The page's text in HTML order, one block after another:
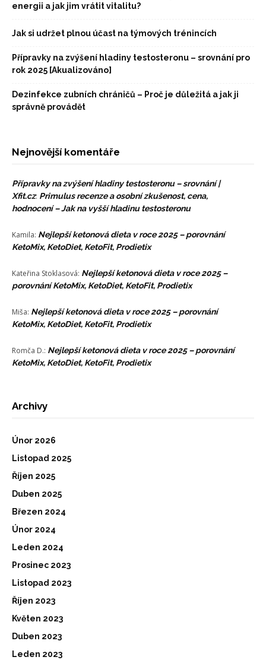
energii a jak jim vrátit vitalitu?
Jak si udržet plnou účast na týmových trénincích
Přípravky na zvýšení hladiny testosteronu – srovnání pro
rok 2025 [Akualizováno]
Dezinfekce zubních chráničů – Proč je důležitá a jak ji
správně provádět
Nejnovější komentáře
Přípravky na zvýšení hladiny testosteronu – srovnání |
Xfit.cz: Primulus recenze a osobní zkušenost, cena,
hodnocení – Jak na vyšší hladinu testosteronu
Kamila: Nejlepší ketonová dieta v roce 2025 – porovnání
KetoMix, KetoDiet, KetoFit, Prodietix
Kateřina Stoklasová: Nejlepší ketonová dieta v roce 2025 –
porovnání KetoMix, KetoDiet, KetoFit, Prodietix
Miša: Nejlepší ketonová dieta v roce 2025 – porovnání
KetoMix, KetoDiet, KetoFit, Prodietix
Romča D.: Nejlepší ketonová dieta v roce 2025 – porovnání
KetoMix, KetoDiet, KetoFit, Prodietix
Archivy
Únor 2026
Listopad 2025
Říjen 2025
Duben 2025
Březen 2024
Únor 2024
Leden 2024
Prosinec 2023
Listopad 2023
Říjen 2023
Květen 2023
Duben 2023
Leden 2023